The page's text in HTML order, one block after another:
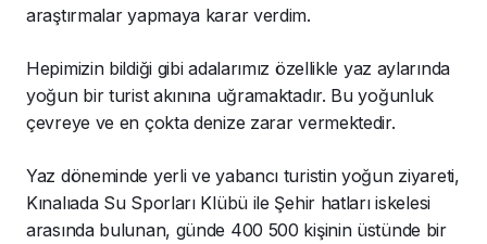
araştırmalar yapmaya karar verdim.
Hepimizin bildiği gibi adalarımız özellikle yaz aylarında
yoğun bir turist akınına uğramaktadır. Bu yoğunluk
çevreye ve en çokta denize zarar vermektedir.
Yaz döneminde yerli ve yabancı turistin yoğun ziyareti,
Kınalıada Su Sporları Klübü ile Şehir hatları iskelesi
arasında bulunan, günde 400 500 kişinin üstünde bir